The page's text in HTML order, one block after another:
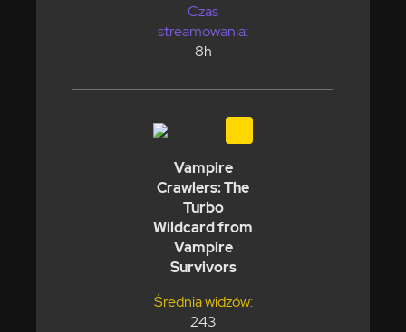
Czas
streamowania:
8h
Vampire
Crawlers: The
Turbo
Wildcard from
Vampire
Survivors
Średnia widzów:
243